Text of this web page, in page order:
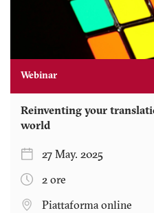
Webinar
Reinventing your
world
27 May. 2025
2 ore
Piattaforma online